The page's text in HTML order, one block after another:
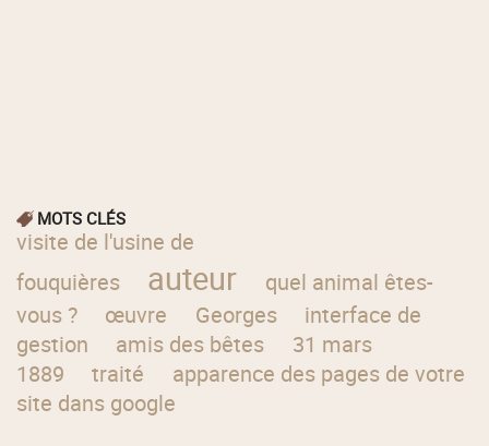
MOTS CLÉS
visite de l'usine de
fouquières
auteur
quel animal êtes-
vous ?
œuvre Georges
interface de
gestion
amis des bêtes
31 mars
1889
traité
apparence des pages de votre
site dans google